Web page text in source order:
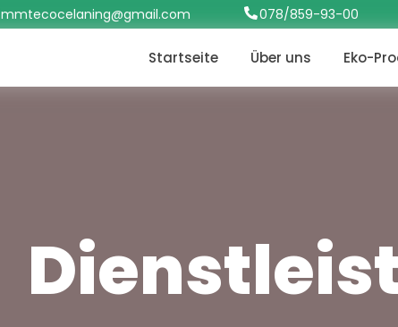
mmtecocelaning@gmail.com 078/859-93-00
Startseite Über uns Eko-